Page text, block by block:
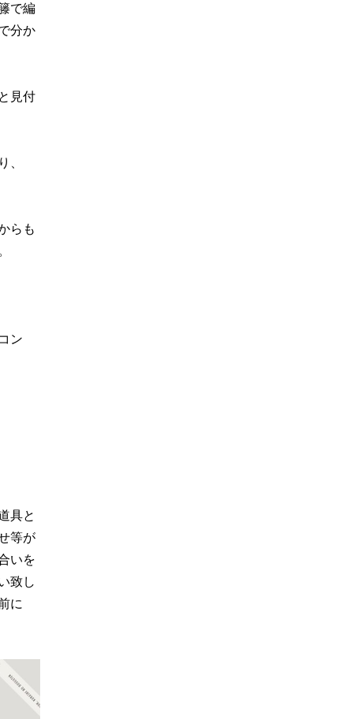
で編
分か
見付
らも
ン
具と
等が
いを
致し
に